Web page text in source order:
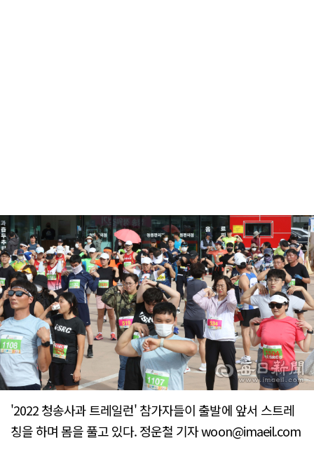
'2022 청송사과 트레일런' 참가자들이 출발에 앞서 스트레
칭을 하며 몸을 풀고 있다. 정운철 기자 woon@imaeil.com